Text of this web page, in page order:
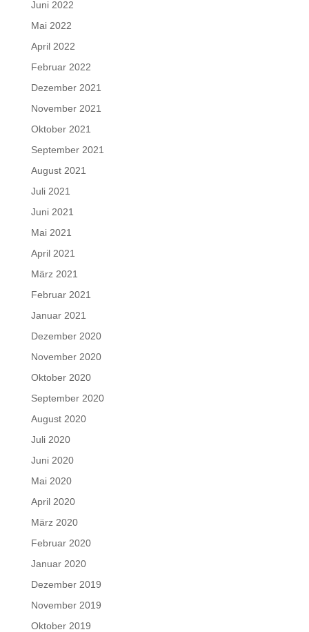
Juni 2022
Mai 2022
April 2022
Februar 2022
Dezember 2021
November 2021
Oktober 2021
September 2021
August 2021
Juli 2021
Juni 2021
Mai 2021
April 2021
März 2021
Februar 2021
Januar 2021
Dezember 2020
November 2020
Oktober 2020
September 2020
August 2020
Juli 2020
Juni 2020
Mai 2020
April 2020
März 2020
Februar 2020
Januar 2020
Dezember 2019
November 2019
Oktober 2019